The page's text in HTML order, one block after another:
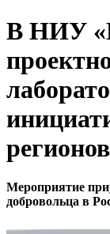
В НИУ
Мероприятие
добровольца в